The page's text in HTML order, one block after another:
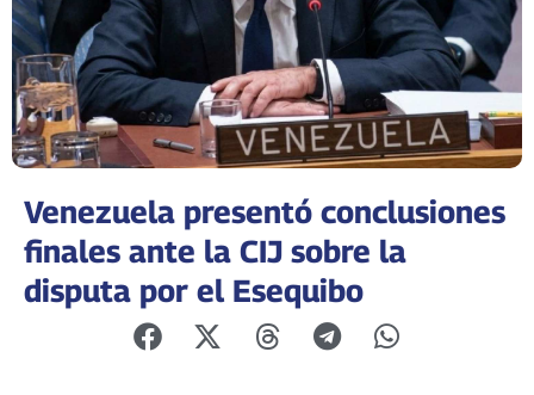
Venezuela presentó conclusiones
finales ante la CIJ sobre la
disputa por el Esequibo